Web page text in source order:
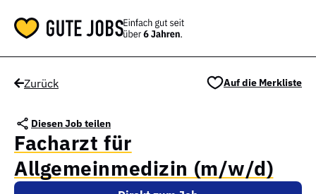
Zurück
Diesen Job teilen
Auf die Merkliste
Facharzt für
Allgemeinmedizin (m/w/d)